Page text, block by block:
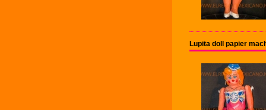
Lupita doll papier